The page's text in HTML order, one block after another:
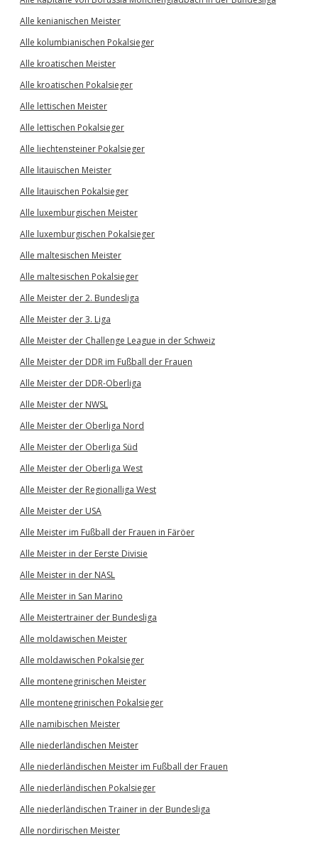
Alle kenianischen Meister
Alle kolumbianischen Pokalsieger
Alle kroatischen Meister
Alle kroatischen Pokalsieger
Alle lettischen Meister
Alle lettischen Pokalsieger
Alle liechtensteiner Pokalsieger
Alle litauischen Meister
Alle litauischen Pokalsieger
Alle luxemburgischen Meister
Alle luxemburgischen Pokalsieger
Alle maltesischen Meister
Alle maltesischen Pokalsieger
Alle Meister der 2. Bundesliga
Alle Meister der 3. Liga
Alle Meister der Challenge League in der Schweiz
Alle Meister der DDR im Fußball der Frauen
Alle Meister der DDR-Oberliga
Alle Meister der NWSL
Alle Meister der Oberliga Nord
Alle Meister der Oberliga Süd
Alle Meister der Oberliga West
Alle Meister der Regionalliga West
Alle Meister der USA
Alle Meister im Fußball der Frauen in Färöer
Alle Meister in der Eerste Divisie
Alle Meister in der NASL
Alle Meister in San Marino
Alle Meistertrainer der Bundesliga
Alle moldawischen Meister
Alle moldawischen Pokalsieger
Alle montenegrinischen Meister
Alle montenegrinischen Pokalsieger
Alle namibischen Meister
Alle niederländischen Meister
Alle niederländischen Meister im Fußball der Frauen
Alle niederländischen Pokalsieger
Alle niederländischen Trainer in der Bundesliga
Alle nordirischen Meister